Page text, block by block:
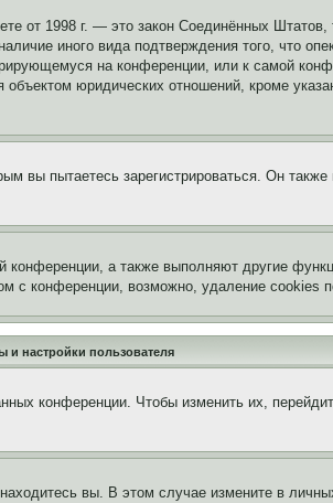
от 1998 г. — это закон Соединённых
иного вида подтверждения того, что
на конференции, или к самой
юридических отношений, кроме
вы пытаетесь зарегистрироваться. Он
а также выполняют другие
с конференции, возможно, удаление cookies
и настройки пользователя
конференции. Чтобы изменить их,
вы. В этом случае измените в